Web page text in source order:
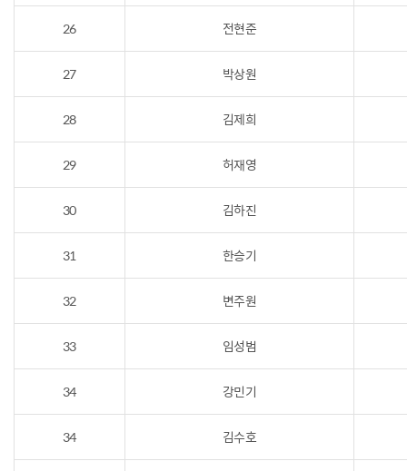
26 전현준
27 박상원
28 김제희
29 허재영
30 김하진
31 한승기
32 변주원
33 임성범
34 강민기
34 김수호